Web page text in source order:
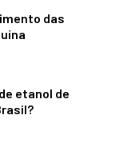
das
etanol de